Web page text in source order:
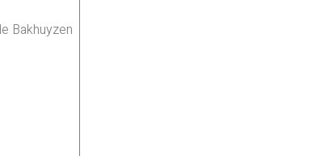
Bakhuyzen